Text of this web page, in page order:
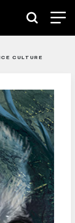
CULTURE